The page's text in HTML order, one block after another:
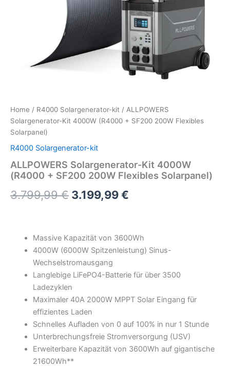
Home / R4000 Solargenerator-kit / ALLPOWERS
Solargenerator-Kit 4000W (R4000 + SF200 200W Flexibles
Solarpanel)
R4000 Solargenerator-kit
ALLPOWERS Solargenerator-Kit 4000W
(R4000 + SF200 200W Flexibles Solarpanel)
3.799,99€ Original
3.799,99 €.
3.199,99€
3.199,99 €.
Massive Kapazität von 3600Wh
4000W (6000W Spitzenleistung) Sinus-
Wechselstromausgang
Langlebige LiFePO4-Batterie für über 3500
Ladezyklen
Maximaler 40A 2000W MPPT Solar Eingang für
effizientes Laden
Schnelles Aufladen von 0 auf 100% in nur 1 Stunde
Unterbrechungsfreie Stromversorgung (USV)
Erweiterbare Kapazität von 3600Wh auf gigantische
21600Wh**